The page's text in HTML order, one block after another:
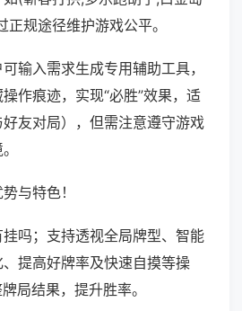
规途径维护游戏公平。
输入需求生成专用辅助工具，
作痕迹，实现“必胜”效果，适
友对局），但需注意遵守游戏
与特色！
吗；支持透视全局牌型、智能
提高好牌率及快速自摸等操
局结果，提升胜率。